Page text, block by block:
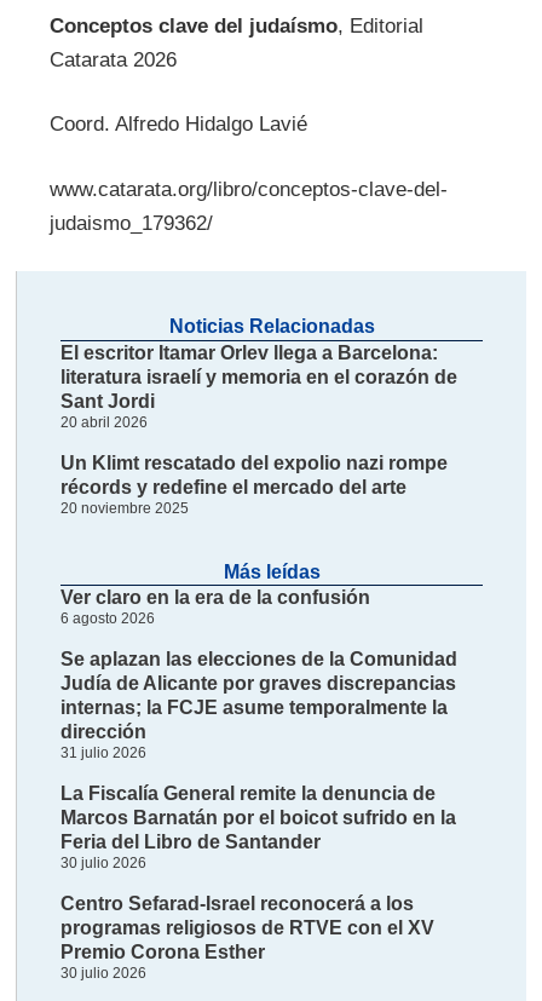
Conceptos clave del judaísmo, Editorial
Catarata 2026
Coord. Alfredo Hidalgo Lavié
www.catarata.org/libro/conceptos-clave-del-
judaismo_179362/
Noticias Relacionadas
El escritor Itamar Orlev llega a Barcelona:
literatura israelí y memoria en el corazón de
Sant Jordi
20 abril 2026
Un Klimt rescatado del expolio nazi rompe
récords y redefine el mercado del arte
20 noviembre 2025
Más leídas
Ver claro en la era de la confusión
6 agosto 2026
Se aplazan las elecciones de la Comunidad
Judía de Alicante por graves discrepancias
internas; la FCJE asume temporalmente la
dirección
31 julio 2026
La Fiscalía General remite la denuncia de
Marcos Barnatán por el boicot sufrido en la
Feria del Libro de Santander
30 julio 2026
Centro Sefarad-Israel reconocerá a los
programas religiosos de RTVE con el XV
Premio Corona Esther
30 julio 2026